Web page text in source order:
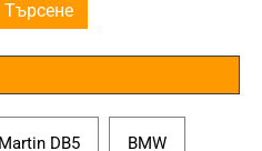
DB5 BMW